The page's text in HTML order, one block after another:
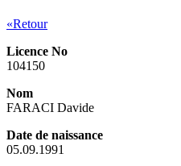
«Retour
Licence No
104150
Nom
FARACI Davide
Date de naissance
05.09.1991